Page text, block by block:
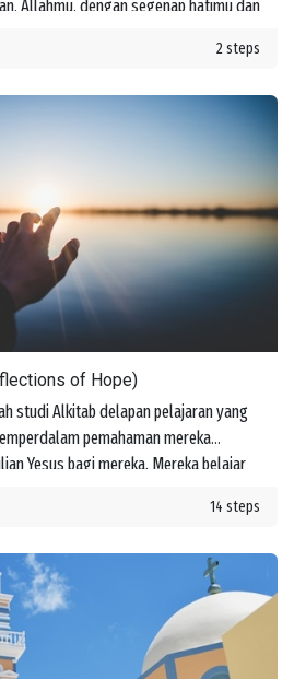
Allahmu, dengan segenap hatimu dan
dan kasihilah sesamamu manusia
memperoleh hidup. Namun kemudian
sesamaku manusia?"
2 steps
of Hope)
studi Alkitab delapan pelajaran yang
pemahaman mereka
Yesus bagi mereka. Mereka belajar
14 steps